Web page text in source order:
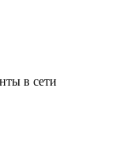
в сети